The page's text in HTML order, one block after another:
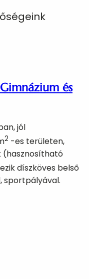
és
jól
2 -es területen,
(hasznosítható
díszköves belső
sportpályával.